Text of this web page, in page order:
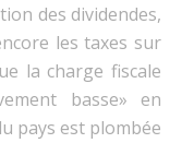
des dividendes,
les taxes sur
la charge fiscale
basse» en
pays est plombée